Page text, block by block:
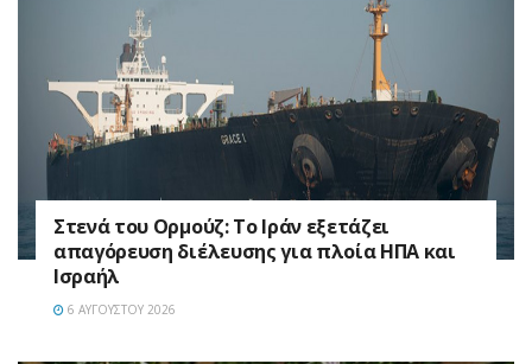
Στενά του Ορμούζ: Το Ιράν εξετάζει
απαγόρευση διέλευσης για πλοία ΗΠΑ και
Ισραήλ
6 ΑΥΓΟΎΣΤΟΥ 2026